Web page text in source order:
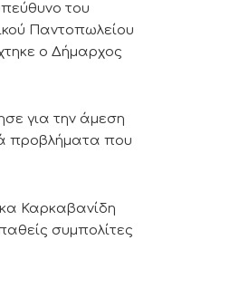
του
Παντοπωλείου
ο Δήμαρχος
για την άμεση
προβλήματα που
Καρκαβανίδη
συμπολίτες